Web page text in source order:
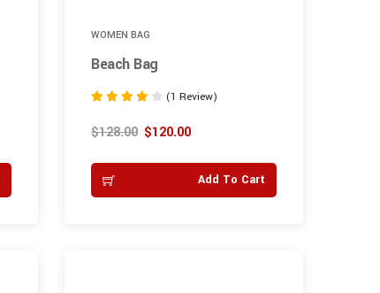
WOMEN BAG
Beach Bag
4.00
out of 5
(1 Review)
$128.00 $120.00
Add To Cart